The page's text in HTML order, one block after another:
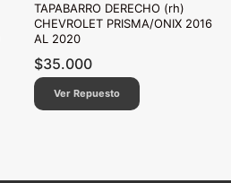
TAPABARRO DERECHO (rh)
CHEVROLET PRISMA/ONIX 2016
AL 2020
$35.000
Ver Repuesto